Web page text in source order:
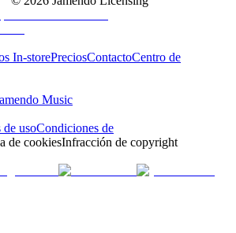
In-storePreciosContactoCentro de
Music
de usoCondiciones de
de cookiesInfracción de copyright